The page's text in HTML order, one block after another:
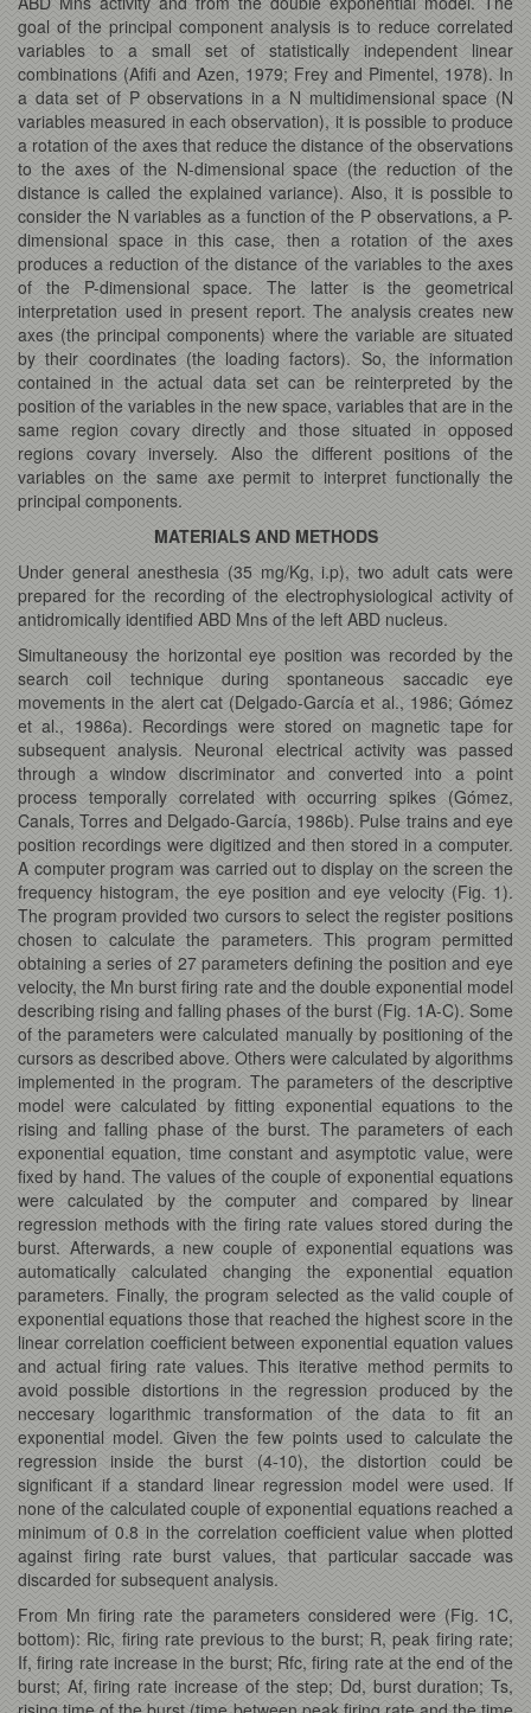
goal of the principal component analysis is to reduce correlated
variables to a small set of statistically independent linear
combinations (Afifi and Azen, 1979; Frey and Pimentel, 1978). In
a data set of P observations in a N multidimensional space (N
variables measured in each observation), it is possible to produce
a rotation of the axes that reduce the distance of the observations
to the axes of the N-dimensional space (the reduction of the
distance is called the explained variance). Also, it is possible to
consider the N variables as a function of the P observations, a P-
dimensional space in this case, then a rotation of the axes
produces a reduction of the distance of the variables to the axes
of the P-dimensional space. The latter is the geometrical
interpretation used in present report. The analysis creates new
axes (the principal components) where the variable are situated
by their coordinates (the loading factors). So, the information
contained in the actual data set can be reinterpreted by the
position of the variables in the new space, variables that are in the
same region covary directly and those situated in opposed
regions covary inversely. Also the different positions of the
variables on the same axe permit to interpret functionally the
principal components.
MATERIALS AND METHODS
Under general anesthesia (35 mg/Kg, i.p), two adult cats were
prepared for the recording of the electrophysiological activity of
antidromically identified ABD Mns of the left ABD nucleus.
Simultaneousy the horizontal eye position was recorded by the
search coil technique during spontaneous saccadic eye
movements in the alert cat (Delgado-García et al., 1986; Gómez
et al., 1986a). Recordings were stored on magnetic tape for
subsequent analysis. Neuronal electrical activity was passed
through a window discriminator and converted into a point
process temporally correlated with occurring spikes (Gómez,
Canals, Torres and Delgado-García, 1986b). Pulse trains and eye
position recordings were digitized and then stored in a computer.
A computer program was carried out to display on the screen the
frequency histogram, the eye position and eye velocity (Fig. 1).
The program provided two cursors to select the register positions
chosen to calculate the parameters. This program permitted
obtaining a series of 27 parameters defining the position and eye
velocity, the Mn burst firing rate and the double exponential model
describing rising and falling phases of the burst (Fig. 1A-C). Some
of the parameters were calculated manually by positioning of the
cursors as described above. Others were calculated by algorithms
implemented in the program. The parameters of the descriptive
model were calculated by fitting exponential equations to the
rising and falling phase of the burst. The parameters of each
exponential equation, time constant and asymptotic value, were
fixed by hand. The values of the couple of exponential equations
were calculated by the computer and compared by linear
regression methods with the firing rate values stored during the
burst. Afterwards, a new couple of exponential equations was
automatically calculated changing the exponential equation
parameters. Finally, the program selected as the valid couple of
exponential equations those that reached the highest score in the
linear correlation coefficient between exponential equation values
and actual firing rate values. This iterative method permits to
avoid possible distortions in the regression produced by the
neccesary logarithmic transformation of the data to fit an
exponential model. Given the few points used to calculate the
regression inside the burst (4-10), the distortion could be
significant if a standard linear regression model were used. If
none of the calculated couple of exponential equations reached a
minimum of 0.8 in the correlation coefficient value when plotted
against firing rate burst values, that particular saccade was
discarded for subsequent analysis.
From Mn firing rate the parameters considered were (Fig. 1C,
bottom): Ric, firing rate previous to the burst; R, peak firing rate;
If, firing rate increase in the burst; Rfc, firing rate at the end of the
burst; Af, firing rate increase of the step; Dd, burst duration; Ts,